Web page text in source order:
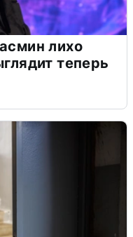
лихо
теперь